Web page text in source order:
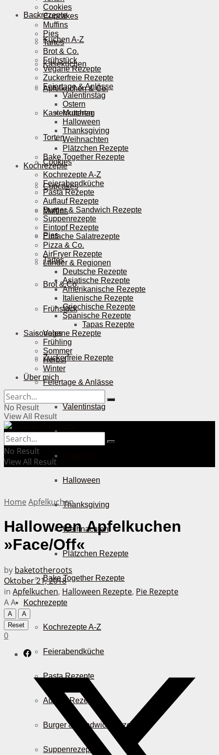
Backrezepte
Kuchen A-Z
Käsekuchen
Apfelkuchen & Co.
Kastenkuchen
Torten
Cookies
Cupcakes
Muffins
Pies
Tartes
Brot & Co.
Frühstück
Vegane Rezepte
Zuckerfreie Rezepte
Feiertage & Anlässe
Valentinstag
Ostern
Halloween
Thanksgiving
Weihnachten
Plätzchen Rezepte
Bake Together Rezepte
Kochrezepte
Kochrezepte A-Z
Feierabendküche
Pasta Rezepte
Auflauf Rezepte
Burger & Sandwich Rezepte
Suppenrezepte
Cookies
Cupcakes
Muffins
Pies
Tartes
Brot & Co.
Frühstück
Vegane Rezepte
Zuckerfreie Rezepte
Feiertage & Anlässe
Valentinstag
Ostern
Muttertag
Halloween
Thanksgiving
Weihnachten
Plätzchen Rezepte
Bake Together Rezepte
Kochrezepte
Kochrezepte A-Z
Feierabendküche
Pasta Rezepte
Auflauf Rezepte
Burger & Sandwich Rezepte
Suppenrezepte
Eintopf Rezepte
Einfache Salatrezepte
Pizza & Co.
AirFryer Rezepte
Länder & Regionen
Deutsche Rezepte
Asiatische Rezepte
Amerikanische Rezepte
Italienische Rezepte
Griechische Rezepte
Spanische Rezepte
Tapas Rezepte
Saisonales
Frühling
Sommer
Herbst
Winter
Über mich
No Result
View All Result
No Result
View All Result
Home Apfelkuchen
Halloween Apfelkuchen
»Face/Off«
by baketotheroots
Oktober 21, 2018
in Apfelkuchen, Halloween Rezepte, Pie Rezepte
AA
A
A
Reset
0